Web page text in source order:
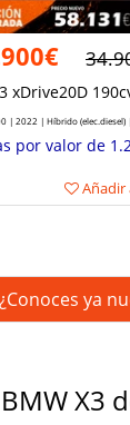
xDrive20D
| 2022 | Híbrido (elec.diesel)
por valor de
Añadir
¿Conoces ya
X3